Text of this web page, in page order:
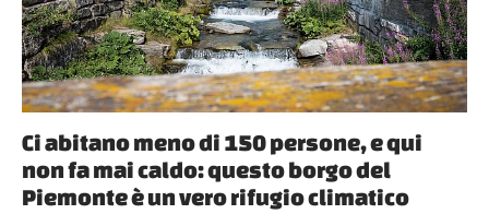
Ci abitano meno di 150 persone, e qui
non fa mai caldo: questo borgo del
Piemonte è un vero rifugio climatico